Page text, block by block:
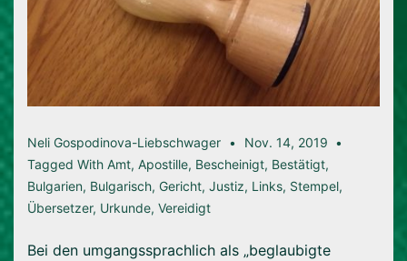
Neli Gospodinova-Liebschwager
Nov. 14, 2019
Tagged With Amt, Apostille, Bescheinigt, Bestätigt,
Bulgarien, Bulgarisch, Gericht, Justiz, Links, Stempel,
Übersetzer, Urkunde, Vereidigt
Bei den umgangssprachlich als „beglaubigte